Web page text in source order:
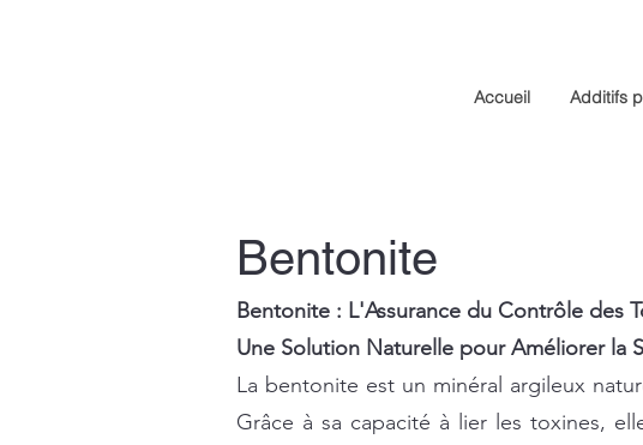
Accueil Additifs
Bentonite
Bentonite : L'Assurance du Contrôle des
Une Solution Naturelle pour Améliorer la
La bentonite est un minéral argileux
Grâce à sa capacité à lier les toxines,